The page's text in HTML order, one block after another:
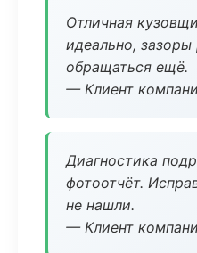
Отличная
идеально,
обращаться ещё.
— Клиент
Диагностика
фотоотчёт.
не нашли.
— Клиент